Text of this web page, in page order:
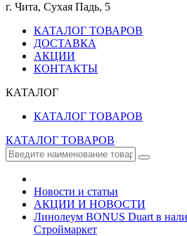
г. Чита, Сухая Падь, 5
КАТАЛОГ ТОВАРОВ
ДОСТАВКА
АКЦИИ
КОНТАКТЫ
КАТАЛОГ
КАТАЛОГ ТОВАРОВ
КАТАЛОГ ТОВАРОВ
Новости и статьи
АКЦИИ И НОВОСТИ
Линолеум BONUS Duart в
Строймаркет